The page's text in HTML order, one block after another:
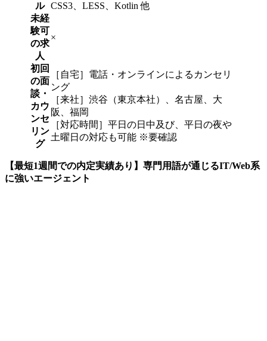
ル
CSS3、LESS、Kotlin 他
未経
験可
の求
人
×
初回
の面
談・
カウ
ンセ
リン
グ
［自宅］電話・オンラインによるカンセリ
ング
［来社］渋谷（東京本社）、名古屋、大
阪、福岡
［対応時間］平日の日中及び、 平日の夜や
土曜日の対応も可能 ※要確認
【最短1週間での内定実績あり】専門用語が通じるIT/Web系
に強いエージェント